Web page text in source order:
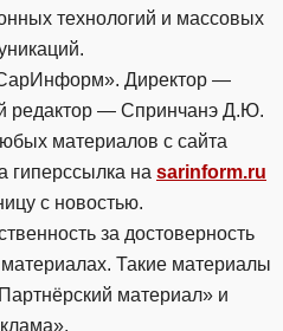
технологий и массовых
Директор —
редактор — Спринчанэ Д.Ю.
материалов с сайта
гиперссылка на sarinform.ru
с новостью.
за достоверность
Такие материалы
материал» и